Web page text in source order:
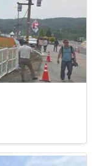
이어지고 있다.